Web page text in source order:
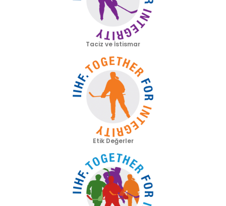
Taciz ve İstismar
Etik Değerler